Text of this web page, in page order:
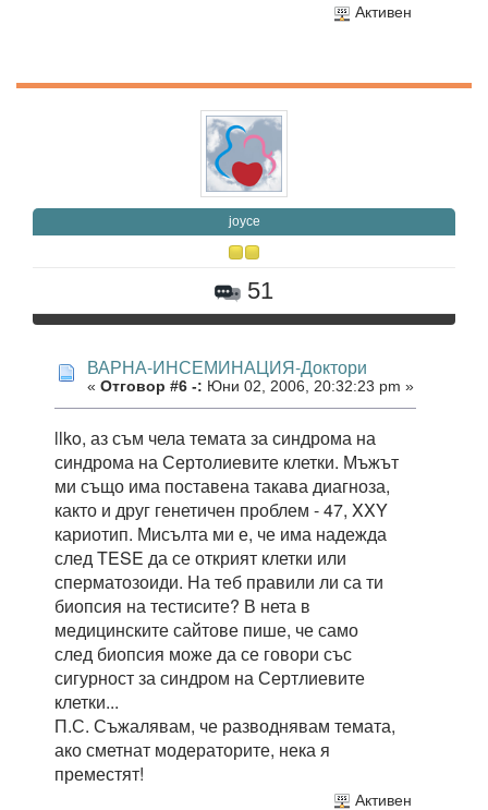
Активен
joyce
51
ВАРНА-ИНСЕМИНАЦИЯ-Доктори
« Отговор #6 -: Юни 02, 2006, 20:32:23 pm »
llko, аз съм чела темата за синдрома на
синдрома на Сертолиевите клетки. Мъжът
ми също има поставена такава диагноза,
както и друг генетичен проблем - 47, XXY
кариотип. Мисълта ми е, че има надежда
след TESE да се открият клетки или
сперматозоиди. На теб правили ли са ти
биопсия на тестисите? В нета в
медицинските сайтове пише, че само
след биопсия може да се говори със
сигурност за синдром на Сертлиевите
клетки...
П.С. Съжалявам, че разводнявам темата,
ако сметнат модераторите, нека я
преместят!
Активен